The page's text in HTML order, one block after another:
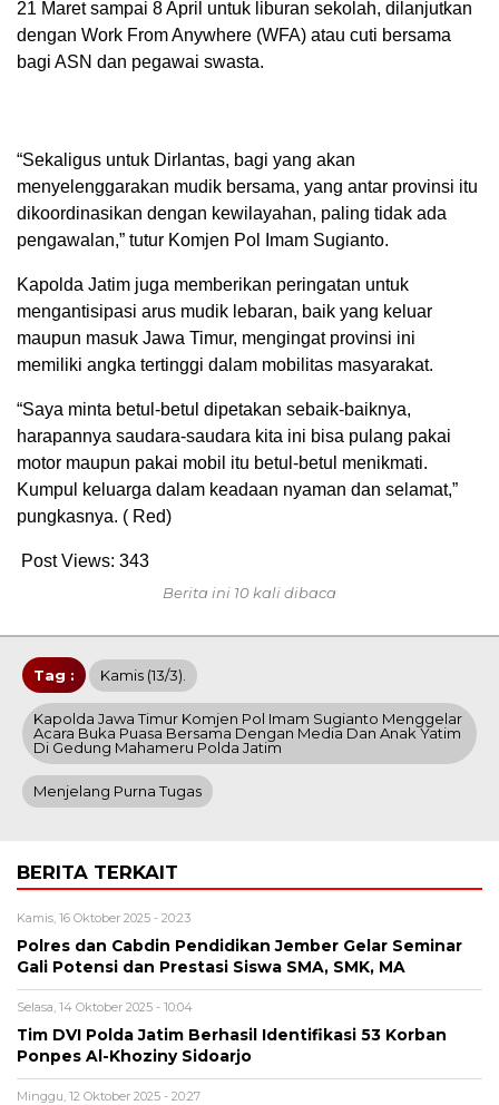
21 Maret sampai 8 April untuk liburan sekolah, dilanjutkan
dengan Work From Anywhere (WFA) atau cuti bersama
bagi ASN dan pegawai swasta.
“Sekaligus untuk Dirlantas, bagi yang akan
menyelenggarakan mudik bersama, yang antar provinsi itu
dikoordinasikan dengan kewilayahan, paling tidak ada
pengawalan,” tutur Komjen Pol Imam Sugianto.
Kapolda Jatim juga memberikan peringatan untuk
mengantisipasi arus mudik lebaran, baik yang keluar
maupun masuk Jawa Timur, mengingat provinsi ini
memiliki angka tertinggi dalam mobilitas masyarakat.
“Saya minta betul-betul dipetakan sebaik-baiknya,
harapannya saudara-saudara kita ini bisa pulang pakai
motor maupun pakai mobil itu betul-betul menikmati.
Kumpul keluarga dalam keadaan nyaman dan selamat,”
pungkasnya. ( Red)
Post Views: 343
Berita ini 10 kali dibaca
Tag : Kamis (13/3).
Kapolda Jawa Timur Komjen Pol Imam Sugianto Menggelar
Acara Buka Puasa Bersama Dengan Media Dan Anak Yatim
Di Gedung Mahameru Polda Jatim
Menjelang Purna Tugas
BERITA TERKAIT
Kamis, 16 Oktober 2025 - 20:23
Polres dan Cabdin Pendidikan Jember Gelar Seminar
Gali Potensi dan Prestasi Siswa SMA, SMK, MA
Selasa, 14 Oktober 2025 - 10:04
Tim DVI Polda Jatim Berhasil Identifikasi 53 Korban
Ponpes Al-Khoziny Sidoarjo
Minggu, 12 Oktober 2025 - 20:27